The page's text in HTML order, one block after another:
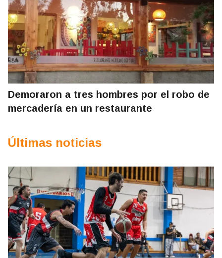
Demoraron a tres hombres por el robo de
mercadería en un restaurante
Últimas noticias